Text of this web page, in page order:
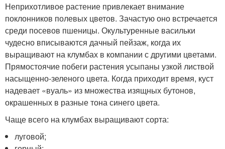
Неприхотливое растение привлекает внимание
поклонников полевых цветов. Зачастую оно встречается
среди посевов пшеницы. Окультуренные васильки
чудесно вписываются дачный пейзаж, когда их
выращивают на клумбах в компании с другими цветами.
Прямостоячие побеги растения усыпаны узкой листвой
насыщенно-зеленого цвета. Когда приходит время, куст
надевает «вуаль» из множества изящных бутонов,
окрашенных в разные тона синего цвета.
Чаще всего на клумбах выращивают сорта:
луговой;